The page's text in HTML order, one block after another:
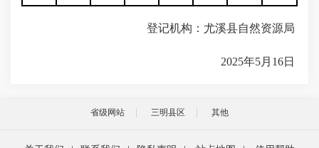
登记机构：尤溪县自然资源局
2025年5月16日
省级网站 三明县区 其他